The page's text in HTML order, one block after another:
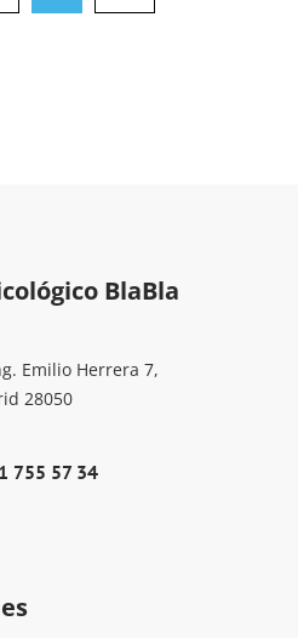
BlaBla
Emilio Herrera 7,
28050
755 57 34